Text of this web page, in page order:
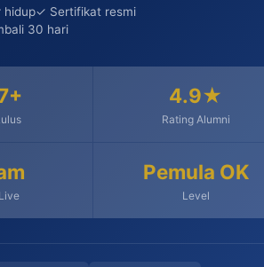
hidup✓ Sertifikat resmi
30 hari
4.9★
Rating Alumni
Pemula OK
Level